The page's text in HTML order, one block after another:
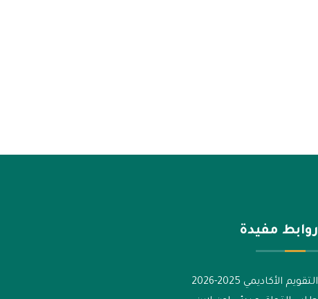
روابط مفيدة
التقويم الأكاديمي 2025-2026